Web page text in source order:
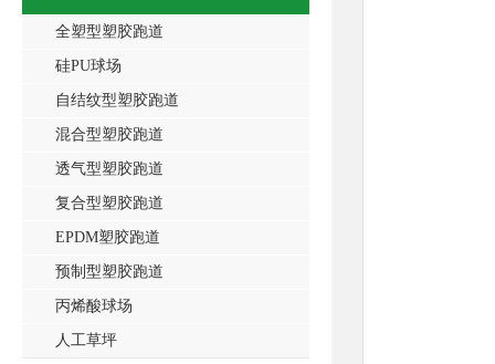
全塑型塑胶跑道
硅PU球场
自结纹型塑胶跑道
混合型塑胶跑道
透气型塑胶跑道
复合型塑胶跑道
EPDM塑胶跑道
预制型塑胶跑道
丙烯酸球场
人工草坪